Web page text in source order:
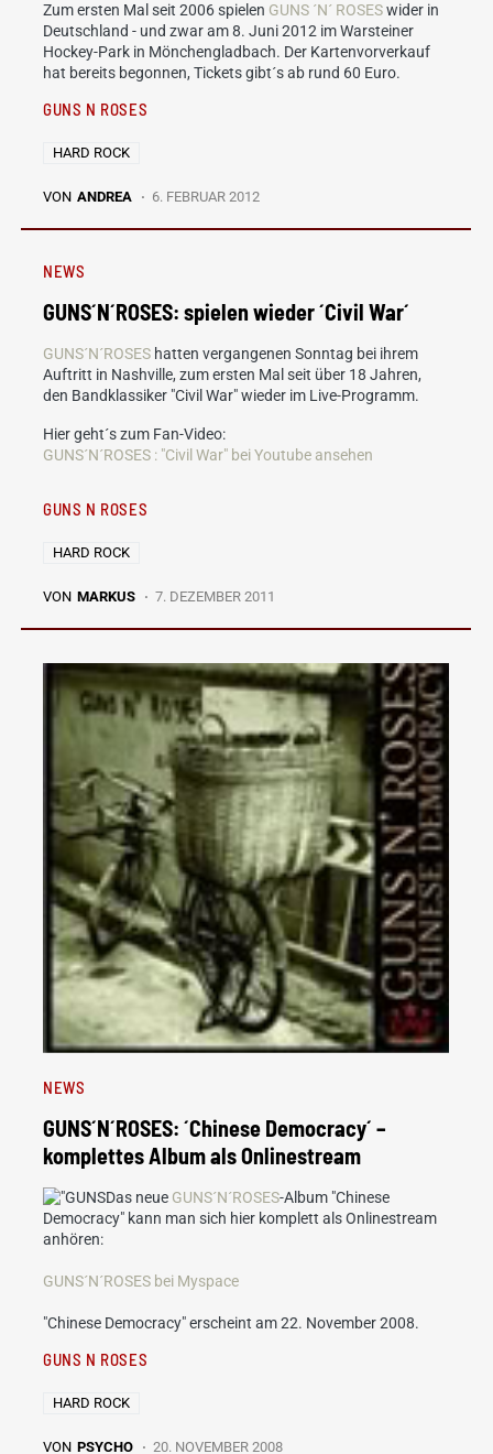
Zum ersten Mal seit 2006 spielen GUNS ´N´ ROSESwider in
Deutschland - und zwar am 8. Juni 2012 im Warsteiner
Hockey-Park in Mönchengladbach. Der Kartenvorverkauf
hat bereits begonnen, Tickets gibt´s ab rund 60 Euro.
GUNS N ROSES
HARD ROCK
VON ANDREA 6. FEBRUAR 2012
NEWS
GUNS´N´ROSES: spielen wieder ´Civil War´
GUNS´N´ROSES hatten vergangenen Sonntag bei ihrem
Auftritt in Nashville, zum ersten Mal seit über 18 Jahren,
den Bandklassiker "Civil War" wieder im Live-Programm.
Hier geht´s zum Fan-Video:
GUNS´N´ROSES : "Civil War" bei Youtube ansehen
GUNS N ROSES
HARD ROCK
VON MARKUS 7. DEZEMBER 2011
NEWS
GUNS´N´ROSES: ´Chinese Democracy´ –
komplettes Album als Onlinestream
Das neue GUNS´N´ROSES-Album "Chinese
Democracy" kann man sich hier komplett als Onlinestream
anhören:
GUNS´N´ROSES bei Myspace
"Chinese Democracy" erscheint am 22. November 2008.
GUNS N ROSES
HARD ROCK
VON PSYCHO 20. NOVEMBER 2008